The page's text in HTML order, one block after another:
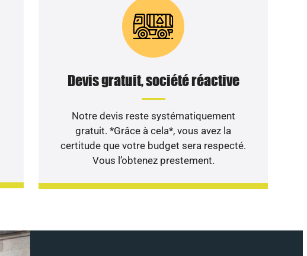
Devis gratuit, société réactive
Notre devis reste systématiquement
gratuit. *Grâce à cela*, vous avez la
certitude que votre budget sera respecté.
Vous l’obtenez prestement.